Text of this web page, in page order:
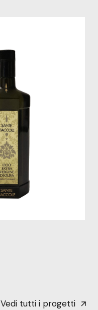
Vedi tutti i progetti